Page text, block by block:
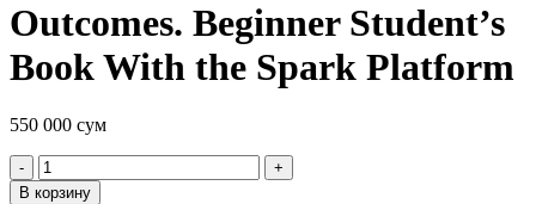
Outcomes. Beginner Student’s
Book With the Spark Platform
550 000 сум
Quantity
В корзину